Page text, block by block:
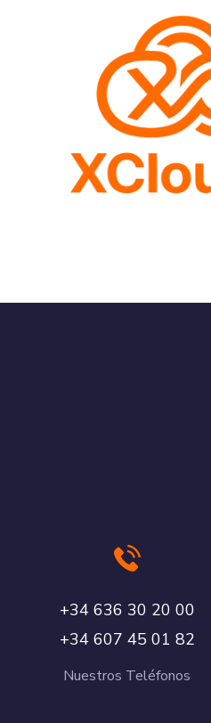
00 02 03 636 43+
28 10 54 706 43+
Nuestros Teléfonos